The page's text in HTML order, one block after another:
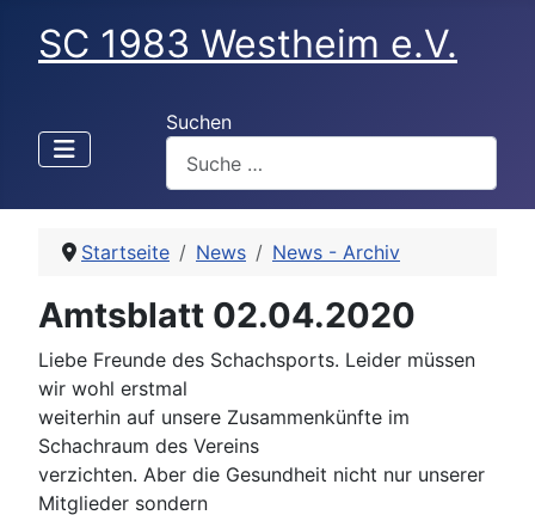
SC 1983 Westheim e.V.
Suchen
Startseite News News - Archiv
Amtsblatt 02.04.2020
Liebe Freunde des Schachsports. Leider müssen
wir wohl erstmal
weiterhin auf unsere Zusammenkünfte im
Schachraum des Vereins
verzichten. Aber die Gesundheit nicht nur unserer
Mitglieder sondern